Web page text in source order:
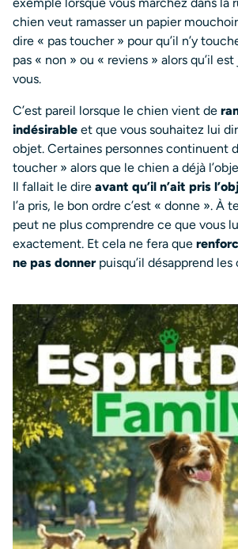
chien veut ramasser un papier
dire « pas toucher » pour qu’il n’y
pas « non » ou « reviens » alors qu’il
vous.
C’est pareil lorsque le chien vient de
indésirable et que vous souhaitez lui
objet. Certaines personnes continuent
toucher » alors que le chien a déjà
Il fallait le dire avant qu’il n’ait pris
l’a pris, le bon ordre c’est « donne ». À
peut ne plus comprendre ce que vous
exactement. Et cela ne fera que
ne pas donnerpuisqu’il désapprend les